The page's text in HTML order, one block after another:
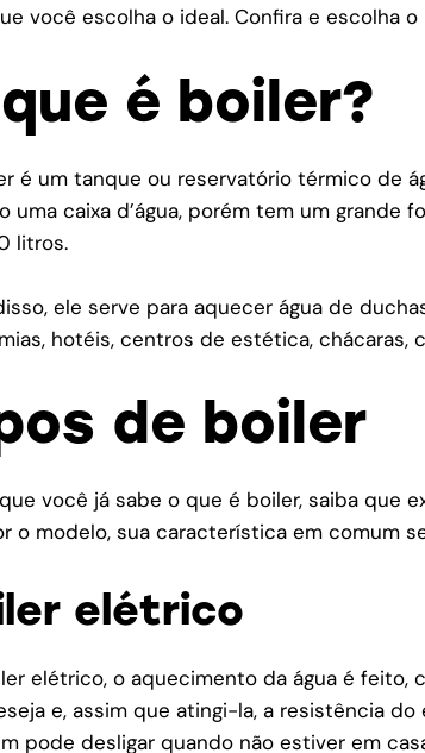
você escolha o ideal. Confira e escolha
é boiler?
é um tanque ou reservatório térmico de
uma caixa d’água, porém tem um
litros.
ele serve para aquecer água de
hotéis, centros de estética, chácaras,
de boiler
você já sabe o que é boiler, saiba que
o modelo, sua característica em comum
elétrico
elétrico, o aquecimento da água é feito,
e, assim que atingi-la, a resistência
pode desligar quando não estiver em